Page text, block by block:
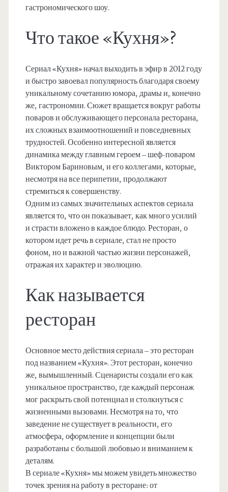
гастрономического шоу.
Что такое «Кухня»?
Сериал «Кухня» начал выходить в эфир в 2012 году
и быстро завоевал популярность благодаря своему
уникальному сочетанию юмора, драмы и, конечно
же, гастрономии. Сюжет вращается вокруг работы
поваров и обслуживающего персонала ресторана,
их сложных взаимоотношений и повседневных
трудностей. Особенно интересной является
динамика между главным героем – шеф-поваром
Виктором Бариновым, и его коллегами, которые,
несмотря на все перипетии, продолжают
стремиться к совершенству.
Одним из самых значительных аспектов сериала
является то, что он показывает, как много усилий
и страсти вложено в каждое блюдо. Ресторан, о
котором идет речь в сериале, стал не просто
фоном, но и важной частью жизни персонажей,
отражая их характер и эволюцию.
Как называется
ресторан
Основное место действия сериала – это ресторан
под названием «Кухня». Этот ресторан, конечно
же, вымышленный. Сценаристы создали его как
уникальное пространство, где каждый персонаж
мог раскрыть свой потенциал и столкнуться с
жизненными вызовами. Несмотря на то, что
заведение не существует в реальности, его
атмосфера, оформление и концепции были
разработаны с большой любовью и вниманием к
деталям.
В сериале «Кухня» мы можем увидеть множество
точек зрения на работу в ресторане: от